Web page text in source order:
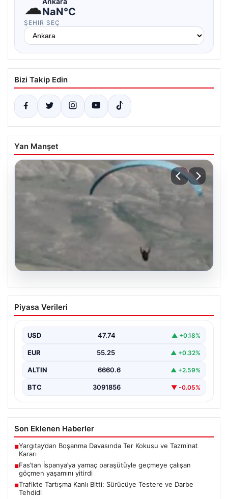
☁NaN°C
ŞEHIR SEÇ
Bizi Takip Edin
Yan Manşet
07.08.2026
Fas’tan İspanya’ya yamaç paraşütüyle
geçmeye çalışan göçmen yaşamını
{ "title": "Fas'tan İspanya'ya Yamaç Paraşütüyle
"content": "Fas ile…
Piyasa Verileri
USD 47.74 ▲ +0.18%
EUR 55.25 ▲ +0.32%
ALTIN 6660.6 ▲ +2.59%
BTC 3091856 ▼ -0.05%
Son Eklenen Haberler
■Yargıtay’dan Boşanma Davasında Ter Kokusu ve Tazminat
Kararı
■Fas’tan İspanya’ya yamaç paraşütüyle geçmeye çalışan
göçmen yaşamını yitirdi
■Trafikte Tartışma Kanlı Bitti: Sürücüye Testere ve Darbe
Tehdidi